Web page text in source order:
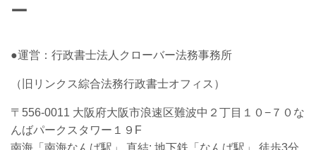
ー
●運営：行政書士法人クローバー法務事務所
（旧リンクス綜合法務行政書士オフィス）
〒556-0011 大阪府大阪市浪速区難波中２丁目１０−７０な
んばパークスタワー１９F
南海「南海なんば駅」 直結; 地下鉄「なんば駅」 徒歩3分.